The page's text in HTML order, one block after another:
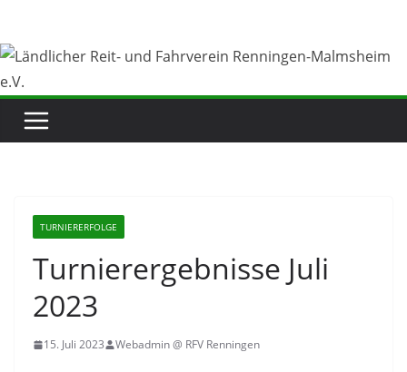
springen
TURNIERERFOLGE
Turnierergebnisse Juli
2023
15. Juli 2023 Webadmin @ RFV Renningen